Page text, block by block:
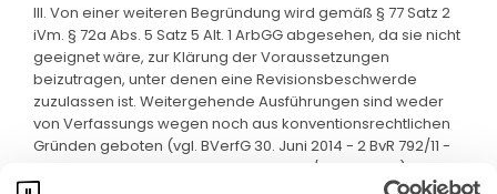
III. Von einer weiteren Begründung wird gemäß § 77 Satz 2
iVm. § 72a Abs. 5 Satz 5 Alt. 1 ArbGG abgesehen, da sie nicht
geeignet wäre, zur Klärung der Voraussetzungen
beizutragen, unter denen eine Revisionsbeschwerde
zuzulassen ist. Weitergehende Ausführungen sind weder
von Verfassungs wegen noch aus konventionsrechtlichen
Gründen geboten (vgl. BVerfG 30. Juni 2014 - 2 BvR 792/11 -
Rn. 19, 25; 8. Dezember 2010 - 1 BvR 1382/10 - Rn. 12 ff.).